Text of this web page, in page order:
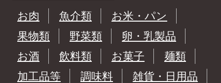
お肉
魚介類
お米・パン
果物類
野菜類
卵・乳製品
お酒
飲料類 お菓子
麺類
加工品等
調味料
雑貨・日用品